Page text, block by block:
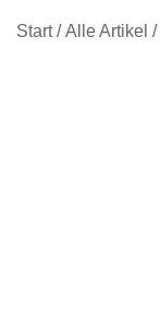
Start/Alle Artikel /